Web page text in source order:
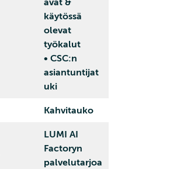
avat &
käytössä
olevat
työkalut
• CSC:n
asiantuntijat
uki
Kahvitauko
LUMI AI
Factoryn
palvelutarjoa